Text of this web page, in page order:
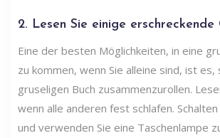
2. Lesen Sie einige erschreckende
Eine der besten Möglichkeiten, in eine
zu kommen, wenn Sie alleine sind, ist es,
gruseligen Buch zusammenzurollen.
wenn alle anderen fest schlafen.
und verwenden Sie eine Taschenlampe